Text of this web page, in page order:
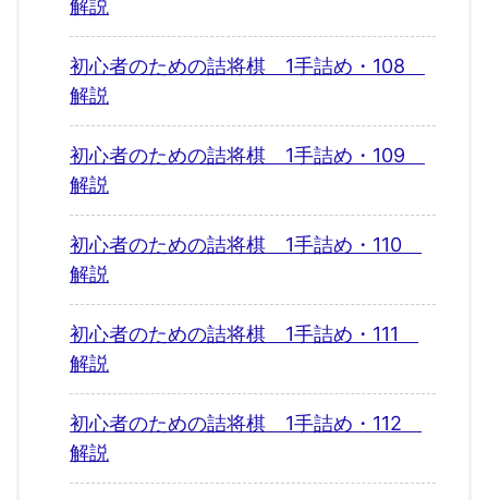
解説
初心者のための詰将棋 1手詰め・108
解説
初心者のための詰将棋 1手詰め・109
解説
初心者のための詰将棋 1手詰め・110
解説
初心者のための詰将棋 1手詰め・111
解説
初心者のための詰将棋 1手詰め・112
解説